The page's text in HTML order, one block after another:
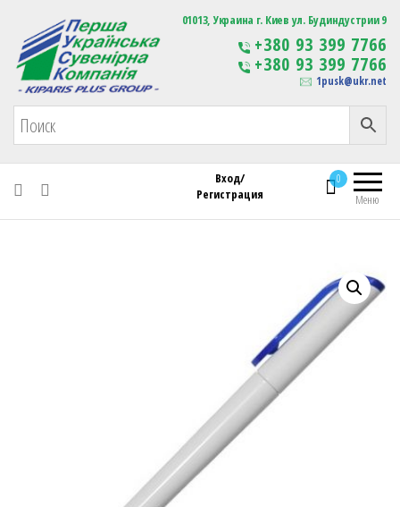
Первая Украинская Сувенирная Компания Изготовление
сувенирной продукции
с логотипом
01013, Украина г. Киев ул. Будиндустрии 9
+380 93 399 7766
+380 93 399 7766
1pusk@ukr.net
Меню
0
Вход/
Регистрация